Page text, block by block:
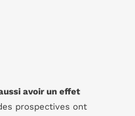
avoir un effet
prospectives ont